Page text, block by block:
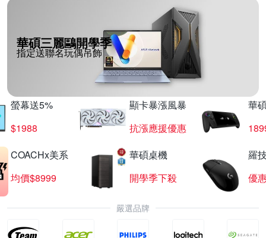
華碩三麗鷗開學季
指定送聯名玩偶吊飾
螢幕送5%
$1988
顯卡暴漲風暴
抗漲應援優惠
華
COACHx美系
均價$8999
華碩桌機
開學季下殺
羅
優
嚴選品牌